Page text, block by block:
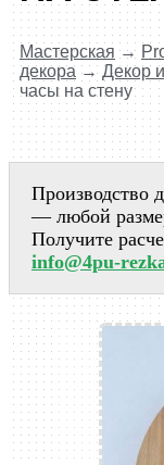
Мастерская →
декора → Декор
часы на стену
Производство
— любой
Получите
info@4pu-